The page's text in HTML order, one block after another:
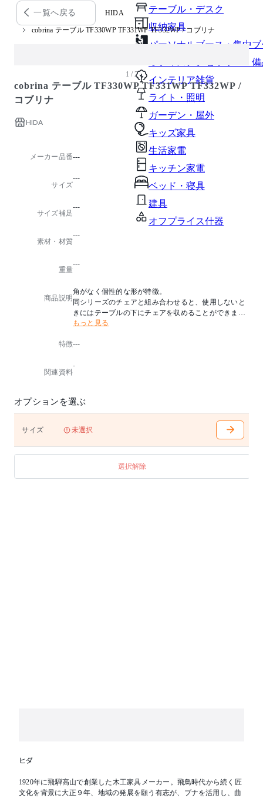
テーブル・デスク
収納家具
パーソナルブース・集中
オフィスアクセサリー・
インテリア雑貨
ライト・照明
ガーデン・屋外
キッズ家具
生活家電
キッチン家電
ベッド・寝具
建具
オフプライス什器
一覧へ戻る HIDA
cobrina テーブル TF330WP TF331WP TF332WP / コブリナ
1 / 2
cobrina テーブル TF330WP TF331WP TF332WP /
コブリナ
HIDA
メーカー品番---
サイズ
---
サイズ補足
---
素材・材質
---
重量
---
商品説明
角がなく個性的な形が特徴。
同シリーズのチェアと組み合わせると、使用しないと
きにはテーブルの下にチェアを収めることができます
。
もっと見る
特徴---
関連資料
-
オプションを選ぶ
サイズ 未選択
選択解除
ヒダ
1920年に飛騨高山で創業した木工家具メーカー。飛鳥時代から続く匠
文化を背景に大正９年、地域の発展を願う有志が、ブナを活用し、曲